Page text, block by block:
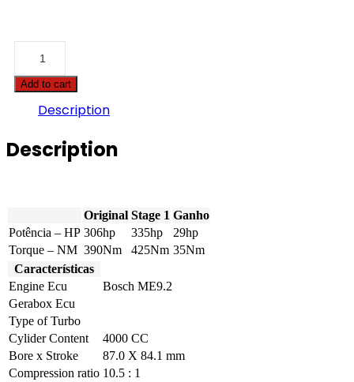
7
serie
quantity
Add to cart
Description
Description
Original Stage 1 Ganho
Potência – HP 306hp 335hp
29hp
Torque – NM 390Nm 425Nm 35Nm
Características
Engine Ecu
Bosch ME9.2
Gerabox Ecu
Type of Turbo
Cylider Content
4000 CC
Bore x Stroke
87.0 X 84.1 mm
Compression ratio 10.5 : 1